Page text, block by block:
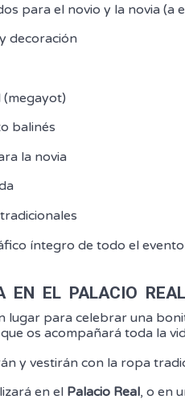
para el novio y la novia (a
decoración
balinés
la novia
íntegro de todo el evento
EN EL PALACIO
lugar para celebrar una
os acompañará toda la
y vestirán con la ropa
en el Palacio Real, o en